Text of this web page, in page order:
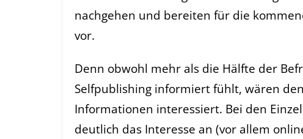
nachgehen und bereiten für die
vor.
Denn obwohl mehr als die Hälfte der
Selfpublishing informiert fühlt, wären
Informationen interessiert. Bei den
deutlich das Interesse an (vor allem